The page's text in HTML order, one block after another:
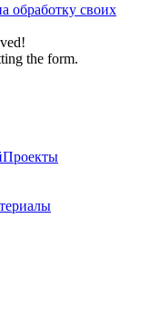
обработку своих
the form.
Проекты